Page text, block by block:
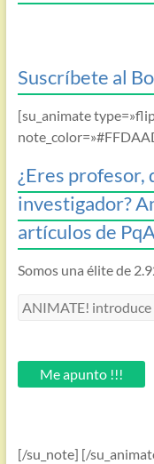
Suscríbete al
[su_animate
¿Eres profesor,
investigador?
artículos de
Somos una élite de
ANIMATE!
email.Me apunto !!!
[/su_note] [/